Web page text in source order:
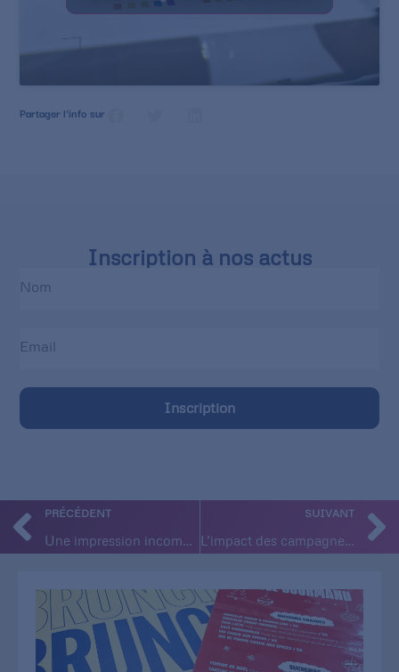
Partager l'info sur
Inscription à nos actus
Inscription
PRÉCÉDENT
Une impression incomparable avec la Xerox Versant 280 Press
SUIVANT
L’impact des campagnes sur supports papiers est 6 à 8 fois plus élevé